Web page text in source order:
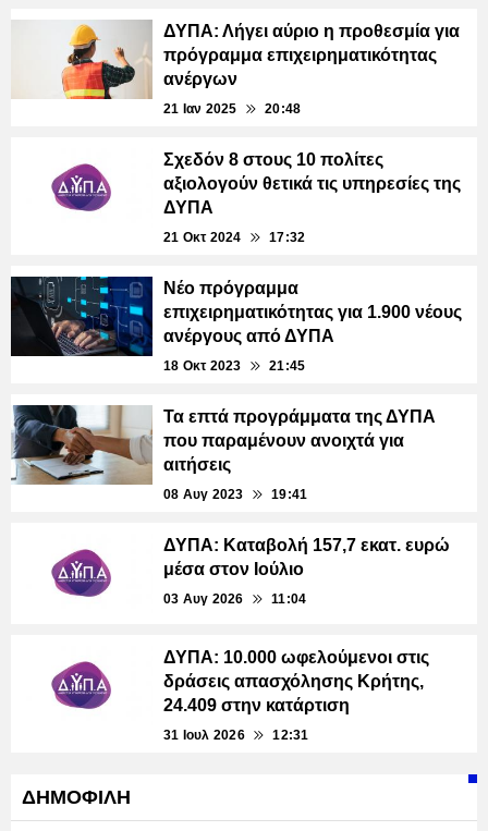
ΔΥΠΑ: Λήγει αύριο η προθεσμία για
πρόγραμμα επιχειρηματικότητας
ανέργων
21 Ιαν 2025 20:48
Σχεδόν 8 στους 10 πολίτες
αξιολογούν θετικά τις υπηρεσίες της
ΔΥΠΑ
21 Οκτ 2024 17:32
Νέο πρόγραμμα
επιχειρηματικότητας για 1.900 νέους
ανέργους από ΔΥΠΑ
18 Οκτ 2023 21:45
Τα επτά προγράμματα της ΔΥΠΑ
που παραμένουν ανοιχτά για
αιτήσεις
08 Αυγ 2023 19:41
ΔΥΠΑ: Καταβολή 157,7 εκατ. ευρώ
μέσα στον Ιούλιο
03 Αυγ 2026 11:04
ΔΥΠΑ: 10.000 ωφελούμενοι στις
δράσεις απασχόλησης Κρήτης,
24.409 στην κατάρτιση
31 Ιουλ 2026 12:31
ΔΗΜΟΦΙΛΗ